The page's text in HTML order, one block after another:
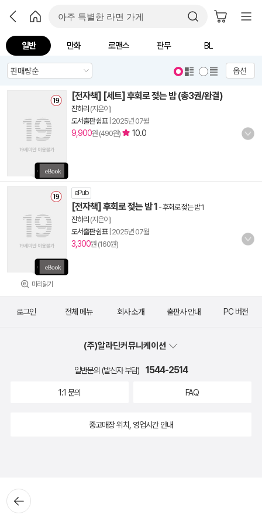
일반 만화 로맨스 판무 BL
옵션
[전자책] [세트] 후회로 젖는 밤 (총3권/완결)
진하리 (지은이)
도서출판 쉼표| 2025년 07월
9,900원 (490원) 10.0
미리읽기
ePub
[전자책] 후회로 젖는 밤 1 -후회로 젖는 밤 1
진하리 (지은이)
도서출판 쉼표| 2025년 07월
3,300원 (160원)
뒤로가
기
로그인 전체 메뉴 회사 소개 출판사 안내 PC 버전
(주)알라딘커뮤니케이션
일반문의 (발신자 부담) 1544-2514
1:1 문의 FAQ
중고매장 위치, 영업시간 안내